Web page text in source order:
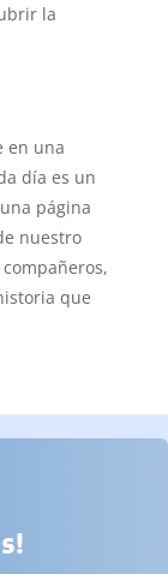
la
en una
día es un
página
nuestro
que